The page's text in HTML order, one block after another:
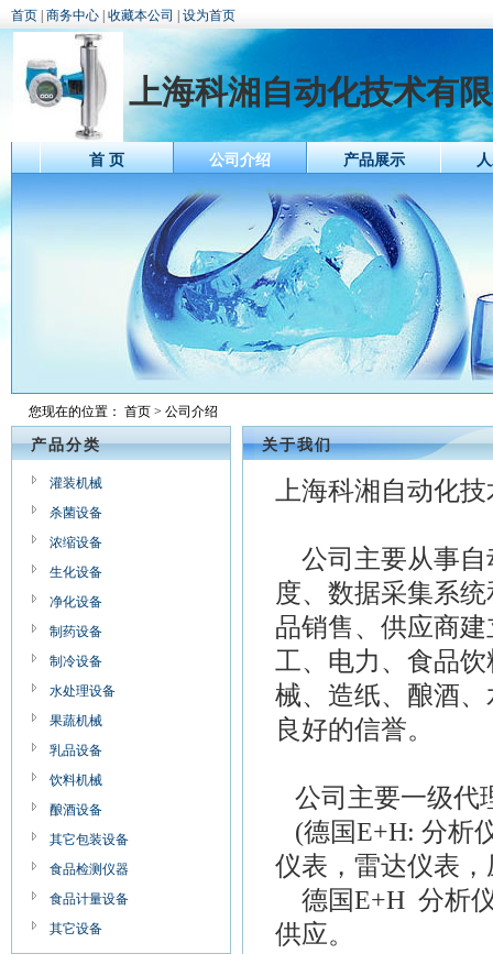
首页 商务中心 收藏本公司 设为首页
上海科湘自动化技术有
首 页 公司介绍 产品展示
您现在的位置： 首页 > 公司介绍
产品分类
灌装机械
杀菌设备
浓缩设备
生化设备
净化设备
制药设备
制冷设备
水处理设备
果蔬机械
乳品设备
饮料机械
酿酒设备
其它包装设备
食品检测仪器
食品计量设备
其它设备
关于我们
上海科湘自动化
公司主要从事自
度、数据采集系
品销售、供应商
工、电力、食品
械、造纸、酿酒
良好的信誉。
公司主要一级代
(德国E+H: 分析
仪表，雷达仪表
德国E+H 分析
供应。